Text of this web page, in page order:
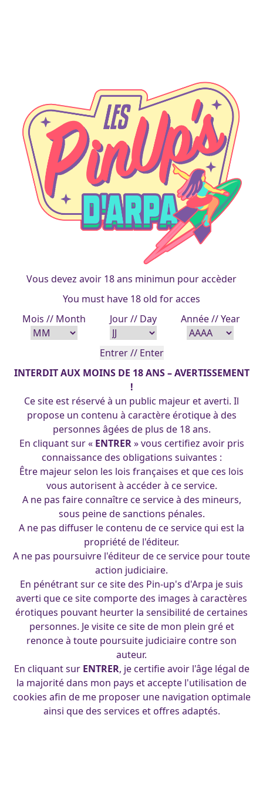
Vous devez avoir 18 ans minimun pour accèder
You must have 18 old for acces
Mois // Month
Jour // Day Année // Year
INTERDIT AUX MOINS DE 18 ANS – AVERTISSEMENT
!
Ce site est réservé à un public majeur et averti. Il
propose un contenu à caractère érotique à des
personnes âgées de plus de 18 ans.
En cliquant sur « ENTRER» vous certifiez avoir pris
connaissance des obligations suivantes :
Être majeur selon les lois françaises et que ces lois
vous autorisent à accéder à ce service.
A ne pas faire connaître ce service à des mineurs,
sous peine de sanctions pénales.
A ne pas diffuser le contenu de ce service qui est la
propriété de l'éditeur.
A ne pas poursuivre l'éditeur de ce service pour toute
action judiciaire.
En pénétrant sur ce site des Pin-up's d'Arpa je suis
averti que ce site comporte des images à caractères
érotiques pouvant heurter la sensibilité de certaines
personnes. Je visite ce site de mon plein gré et
renonce à toute poursuite judiciaire contre son
auteur.
En cliquant sur ENTRER, je certifie avoir l'âge légal de
la majorité dans mon pays et accepte l'utilisation de
cookies afin de me proposer une navigation optimale
ainsi que des services et offres adaptés.
Soubrette aux nœuds
Publié le 21 mai 2021